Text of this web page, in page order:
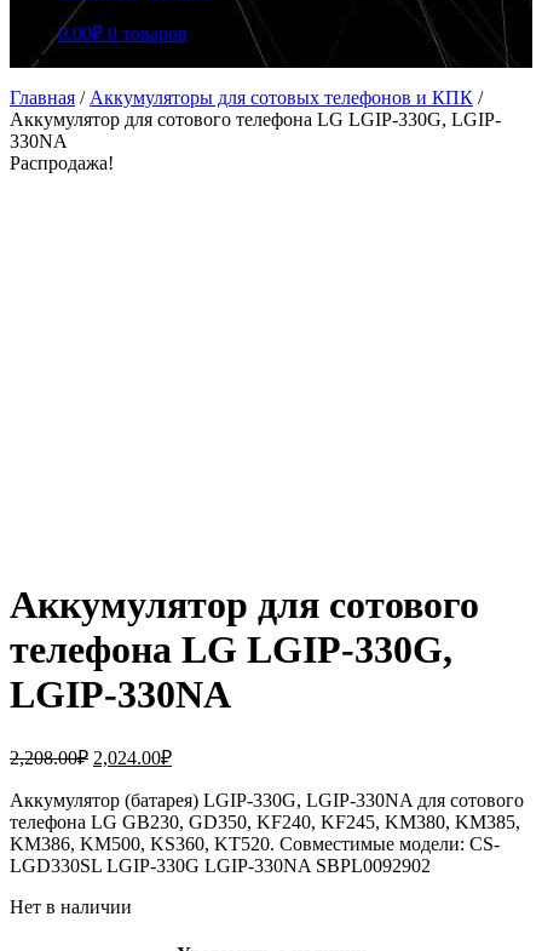
0.00₽ 0 товаров
Главная / Аккумуляторы для сотовых телефонов и КПК /
Аккумулятор для сотового телефона LG LGIP-330G, LGIP-
330NA
Распродажа!
Аккумулятор для сотового
телефона LG LGIP-330G,
LGIP-330NA
2,208.00₽ Первоначальная
составляла
2,208.00₽.
2,024.00₽Текущая
2,024.00₽.
Аккумулятор (батарея) LGIP-330G, LGIP-330NA для сотового
телефона LG GB230, GD350, KF240, KF245, KM380, KM385,
KM386, KM500, KS360, KT520. Совместимые модели: CS-
LGD330SL LGIP-330G LGIP-330NA SBPL0092902
Нет в наличии